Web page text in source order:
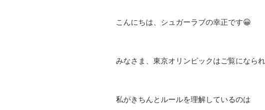
こんにちは、シュガーラブの幸正です😀
みなさま、東京オリンピックはご覧になら
私がきちんとルールを理解しているのは